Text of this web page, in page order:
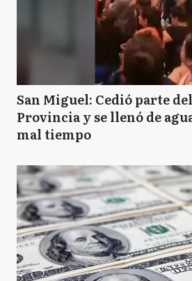
San Miguel: Cedió parte
Provincia y se llenó de
mal tiempo